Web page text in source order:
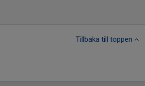
Tillbaka till toppen